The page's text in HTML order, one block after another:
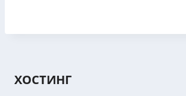
ХОСТИНГ